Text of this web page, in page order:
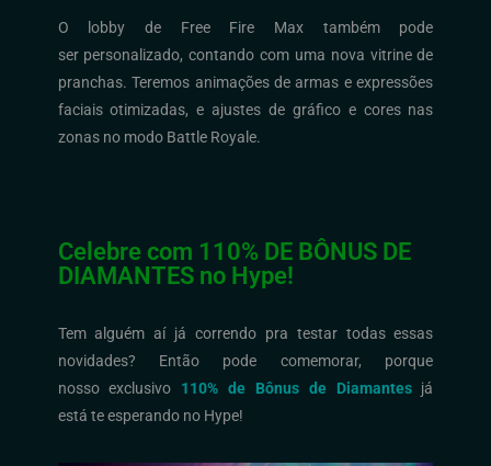
O lobby de Free Fire Max também pode
ser personalizado, contando com uma nova vitrine de
pranchas. Teremos animações de armas e expressões
faciais otimizadas, e ajustes de gráfico e cores nas
zonas no modo Battle Royale.
Celebre com 110% DE BÔNUS DE
DIAMANTES no Hype!
Tem alguém aí já correndo pra testar todas essas
novidades?
Então pode comemorar, porque
nossoexclusivo 110% de Bônus de Diamantesjá
está teesperando no Hype!